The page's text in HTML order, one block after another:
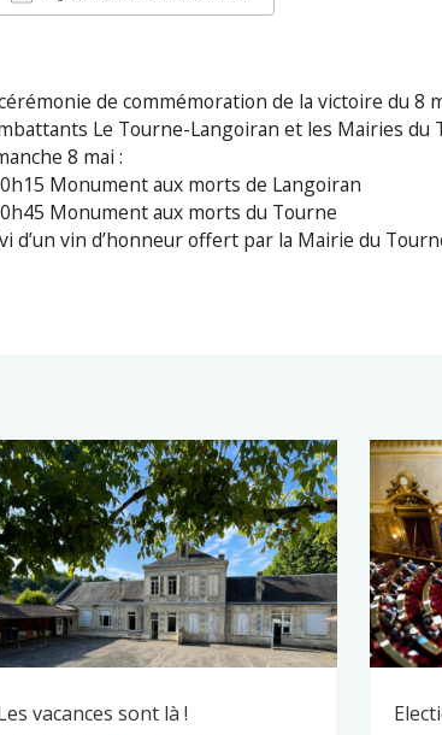
de commémoration de la victoire du 8
Le Tourne-Langoiran et les Mairies du
8 mai :
Monument aux morts de Langoiran
Monument aux morts du Tourne
d’un vin d’honneur offert par la Mairie du
vacances sont là !